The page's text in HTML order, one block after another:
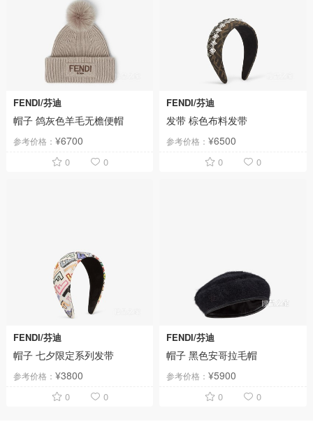
FENDI/芬迪
帽子 鸽灰色羊毛无檐便帽
参考价格： ¥6700
0 0
FENDI/芬迪
发带 棕色布料发带
参考价格：¥6500
0 0
FENDI/芬迪
帽子 七夕限定系列发带
参考价格： ¥3800
0 0
FENDI/芬迪
帽子 黑色安哥拉毛帽
参考价格：¥5900
0 0